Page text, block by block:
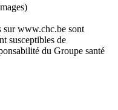
sur www.chc.be sont
susceptibles de
du Groupe santé